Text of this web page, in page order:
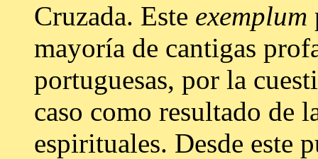
Cruzada. Este exemplum
mayoría de cantigas
portuguesas, por la
caso como resultado de
espirituales. Desde este